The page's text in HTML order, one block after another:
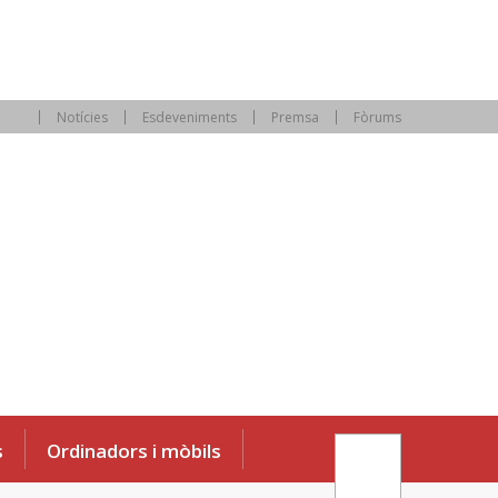
Notícies Esdeveniments Premsa Fòrums
Ordinadors i mòbils